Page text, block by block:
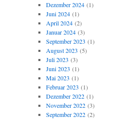
Dezember 2024(1)
Juni 2024(1)
April 2024(2)
Januar 2024(3)
September 2023 (1)
August 2023 (5)
Juli 2023 (3)
Juni 2023 (1)
Mai 2023 (1)
Februar 2023 (1)
Dezember 2022(1)
November 2022(3)
September 2022(2)